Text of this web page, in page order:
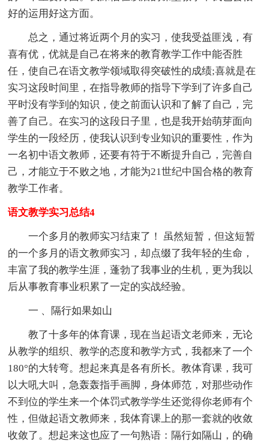
好的运用好这方面。
总之，通过将近两个月的实习，使我受益匪浅，有
喜有优，优就是自己在将来的教育教学工作中能否胜
任，使自己在语文教学领域取得突破性的成绩;喜就是在
实习这段时间里，在指导教师的指导下学到了许多自己
平时没有学到的知识，使之前面认识和了解了自己，完
善了自己。在实习的这段日子里，也是我开始萌芽面向
学生的一段经历，使我认识到专业知识的重要性，作为
一名初中语文教师，还要有符于不断提升自己，完善自
己，才能立于不败之地，才能为21世纪中国合格的教育
教学工作者。
语文教学实习总结4
一个多月的教师实习结束了！ 虽然短暂，但这短暂
的一个多月的语文教师实习，却点缀了我年轻的生命，
丰富了我的教学生涯，蓬勃了我事业的生机，更为我以
后从事教育事业积累了一定的实战经验。
一 、隔行如果如山
教了十多年的体育课，现在当起语文老师来，无论
从教学的组织、教学的态度和教学方式，我都来了一个
180°的大转弯。想起来真是各有所长。教体育课，我可
以大吼大叫，急轰轰指手画脚，身体师范，对那些动作
不到位的学生来一个体罚式教学学生还觉得你老师有个
性，但做起语文教师来，我体育课上的那一套就的收敛
收敛了。想起来这也应了一句熟语：隔行如隔山，的确